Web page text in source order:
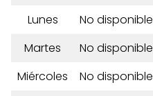
Lunes
No disponible
Martes
No disponible
Miércoles
No disponible